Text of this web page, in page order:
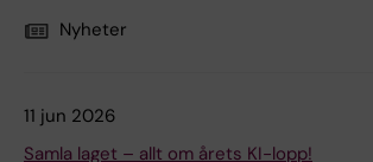
Nyheter
11 jun 2026
Samla laget – allt om årets KI-lopp!